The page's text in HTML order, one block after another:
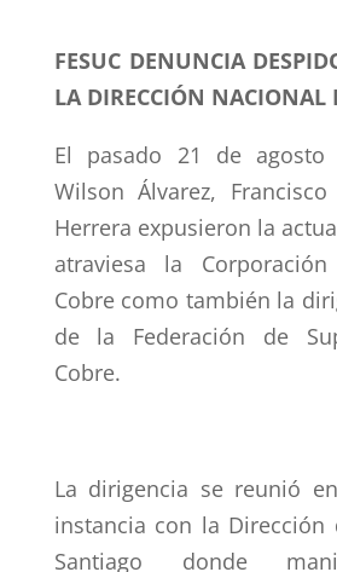
FESUC DENUNCIA
LA DIRECCIÓN NACIONAL
El pasado 21 de agosto
Wilson Álvarez,
Herrera expusieron la
atraviesa la
Cobre como también la
de la Federación de
Cobre.
La dirigencia se reunió
instancia con la Dirección
Santiago donde